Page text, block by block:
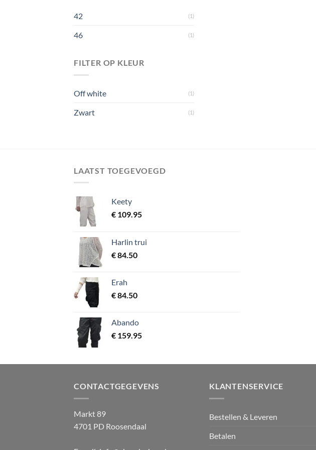
42 (1)
46 (1)
FILTER OP KLEUR
Off white (1)
Zwart (1)
LAATST TOEGEVOEGD
Keety
€ 109.95
Harlin trui
€84.50
Erah
€84.50
Abando
€ 159.95
CONTACTGEGEVENS
Markt 89
4701 PD Roosendaal
KLANTENSERVICE
Bestellen & Leveren
Betalen